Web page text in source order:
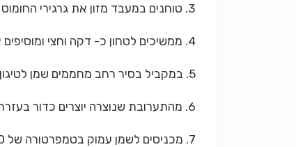
3. טוחנים במעבד מזון את גרגירי החומוס ולאחר מכן מוסיפים פטרוזיליה, כוסברה ושיני השום.
4. ממשיכים לטחון כ- דקה וחצי ומוסיפים את שאר המרכיבים.
5. במקביל בסיר רחב מחממים שמן לטיגון לחום בינוני.
6. מהתערובת שנוצרה יוצרים כדור בעזרת כף ומכשיר להכנת כדורים.
7. מכניסים לשמן עמוק בטמפרטורה של 150-170 מעלות עד להזהבה.